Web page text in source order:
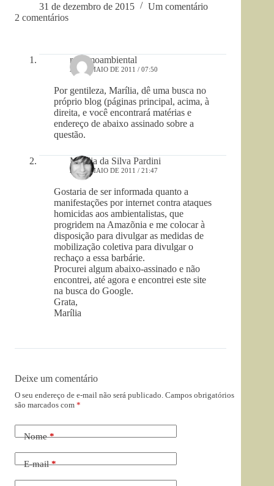
31 de dezembro de 2015
Um comentário
2 comentários
racismoambiental
28 DE MAIO DE 2011 / 07:50
Por gentileza, Marília, dê uma busca no
próprio blog (páginas principal, acima, à
direita, e você encontrará matérias e
endereço de abaixo assinado sobre a
questão.
Marília da Silva Pardini
27 DE MAIO DE 2011 / 21:47
Gostaria de ser informada quanto a
manifestações por internet contra ataques
homicidas aos ambientalistas, que
progridem na Amazõnia e me colocar à
disposição para divulgar as medidas de
mobilização coletiva para divulgar o
rechaço a essa barbárie.
Procurei algum abaixo-assinado e não
encontrei, até agora e encontrei este site
na busca do Google.
Grata,
Marília
Deixe um comentário
O seu endereço de e-mail não será publicado. Campos obrigatórios
são marcados com *
Nome*
E-mail*